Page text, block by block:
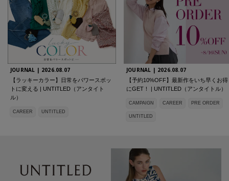
JOURNAL | 2026.08.07
【ラッキーカラー】日常をパワースポッ
トに変える | UNTITLED（アンタイト
ル）
CAREER UNTITLED
JOURNAL | 2026.08.07
【予約10%OFF】最新作をいち早くお得
にGET！ | UNTITLED（アンタイトル）
CAMPAIGN CAREER PRE ORDER
UNTITLED